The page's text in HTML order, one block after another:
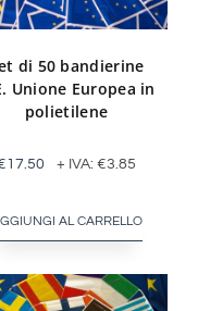
di 50 bandierine
Unione Europea in
polietilene
17.50 + IVA: €3.85
AL CARRELLO